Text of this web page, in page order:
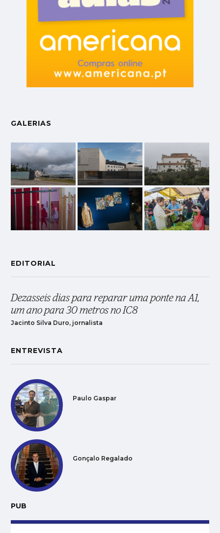
GALERIAS
EDITORIAL
Dezasseis dias para reparar uma ponte na A1,
um ano para 30 metros no IC8
Jacinto Silva Duro, jornalista
ENTREVISTA
Paulo Gaspar
Gonçalo Regalado
PUB